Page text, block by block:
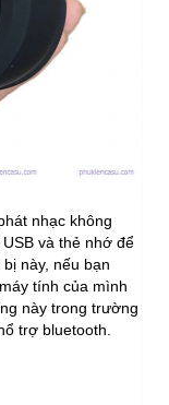
nhạc không
và thẻ nhớ để
này, nếu bạn
tính của mình
này trong trường
trợ bluetooth.